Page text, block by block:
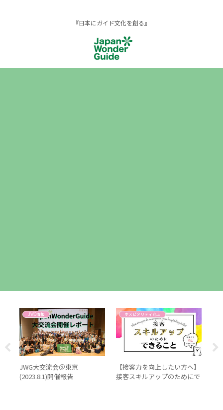
『日本にガイド文化を創る』
JWG情報
JWG大交流会＠東京
(2023.8.1)開催報告
ホスピタリティ向上
【接客力を向上したい方へ】
接客スキルアップのためにで